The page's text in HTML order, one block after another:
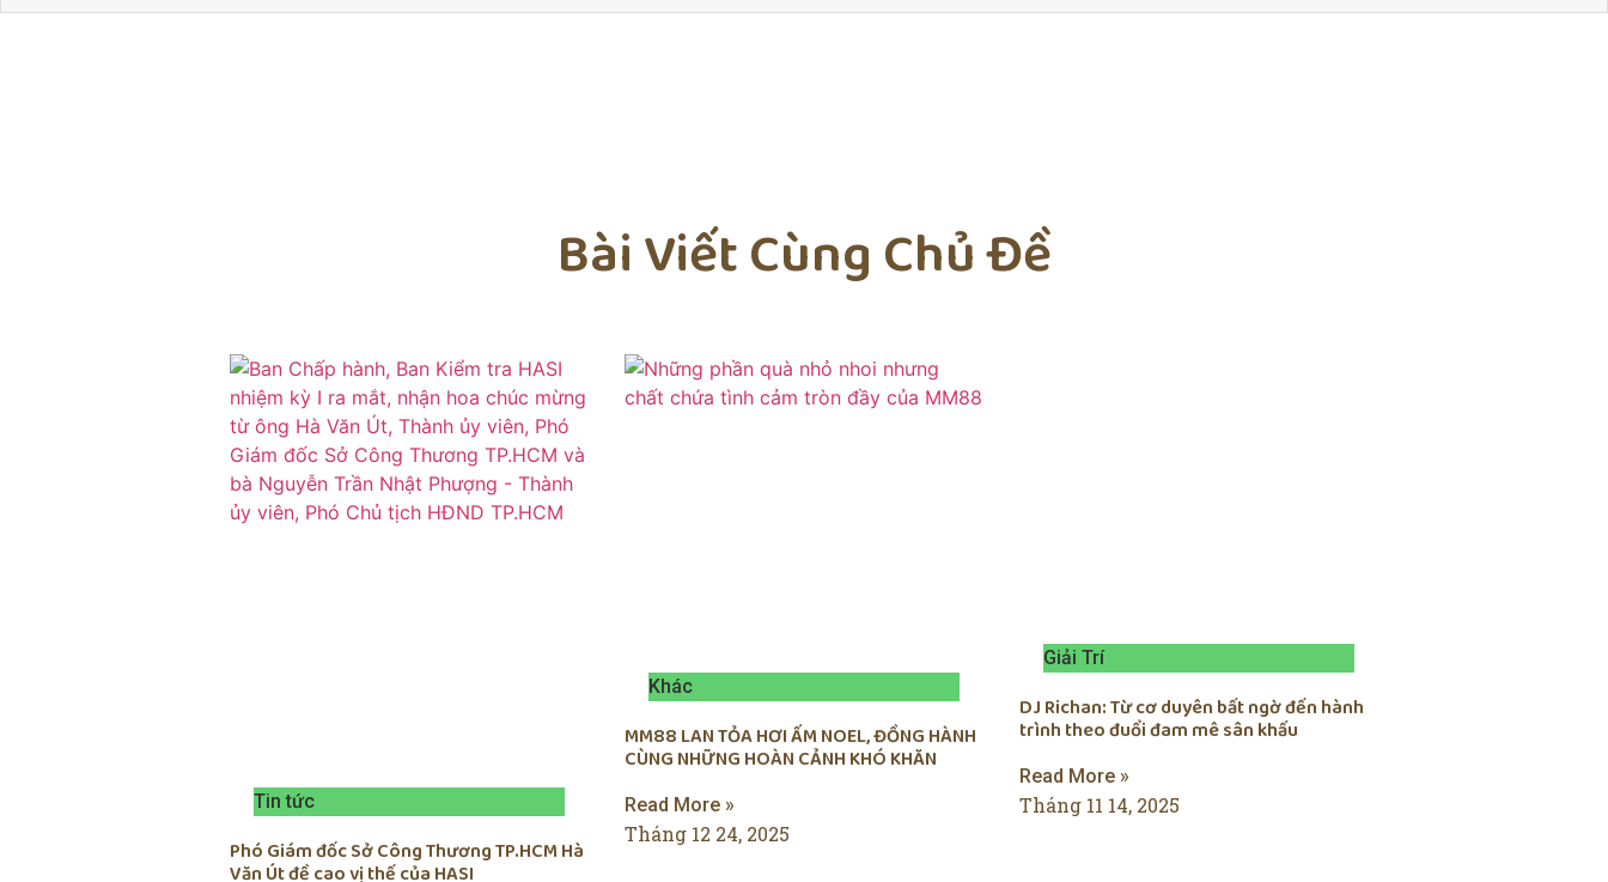
Bài Viết Cùng Chủ Đề
Tin tức
Phó Giám đốc Sở Công Thương TP.HCM Hà
Văn Út đề cao vị thế của HASI
Khác
MM88 LAN TỎA HƠI ẤM NOEL, ĐỒNG HÀNH
CÙNG NHỮNG HOÀN CẢNH KHÓ KHĂN
Read More »
Tháng 12 24, 2025
Giải Trí
DJ Richan: Từ cơ duyên bất ngờ đến hành
trình theo đuổi đam mê sân khấu
Read More »
Tháng 11 14, 2025